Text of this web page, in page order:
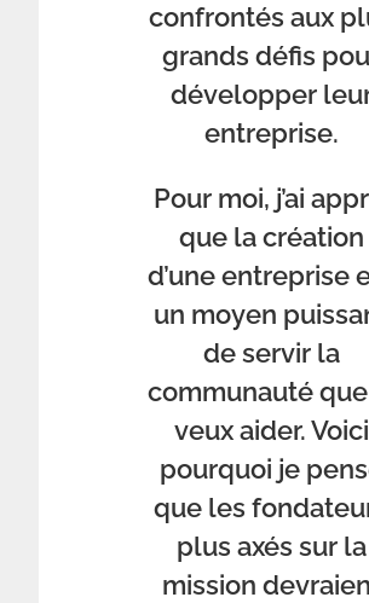
confrontés aux
grands défis
développer
entreprise.
Pour moi, j’ai
que la création
d’une entreprise
un moyen
de servir la
communauté
veux aider. Voici
pourquoi je
que les
plus axés sur la
mission